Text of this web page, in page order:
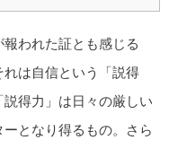
われた証とも感じる
れは自信という「説得
得力」は日々の厳しい
となり得るもの。さら